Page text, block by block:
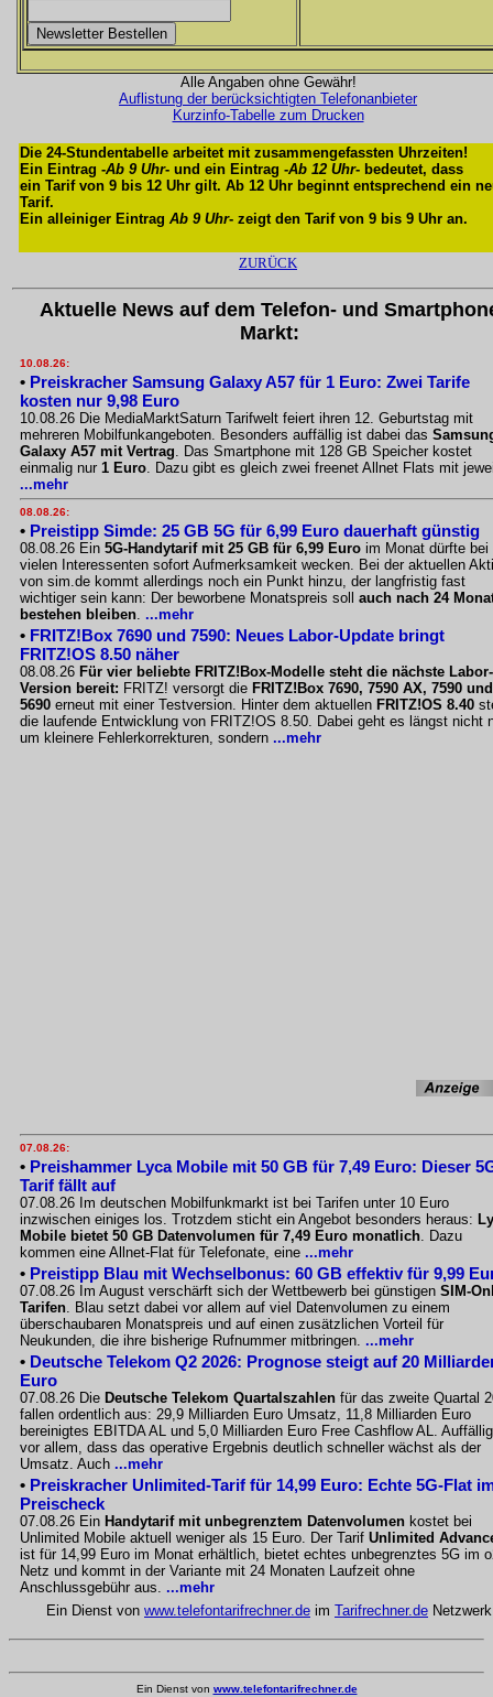
Alle Angaben ohne Gewähr!
Auflistung der berücksichtigten Telefonanbieter
Kurzinfo-Tabelle zum Drucken
Die 24-Stundentabelle arbeitet mit zusammengefassten Uhrzeiten!
Ein Eintrag -Ab 9 Uhr- und ein Eintrag -Ab 12 Uhr- bedeutet, dass
ein Tarif von 9 bis 12 Uhr gilt. Ab 12 Uhr beginnt entsprechend ein
Tarif.
Ein alleiniger Eintrag Ab 9 Uhr- zeigt den Tarif von 9 bis 9 Uhr an.
ZURÜCK
Aktuelle News auf dem Telefon- und
Markt:
10.08.26:
• Preiskracher Samsung Galaxy A57 für 1 Euro: Zwei Tarife
kosten nur 9,98 Euro
10.08.26 Die MediaMarktSaturn Tarifwelt feiert ihren 12. Geburtstag mit
mehreren Mobilfunkangeboten. Besonders auffällig ist dabei das
Galaxy A57 mit Vertrag. Das Smartphone mit 128 GB Speicher kostet
einmalig nur 1 Euro. Dazu gibt es gleich zwei freenet Allnet Flats mit
...mehr
08.08.26:
• Preistipp Simde: 25 GB 5G für 6,99 Euro dauerhaft günstig
08.08.26 Ein 5G-Handytarif mit 25 GB für 6,99 Euro im Monat dürfte bei
vielen Interessenten sofort Aufmerksamkeit wecken. Bei der aktuellen
von sim.de kommt allerdings noch ein Punkt hinzu, der langfristig fast
wichtiger sein kann: Der beworbene Monatspreis soll auch nach 24
bestehen bleiben. ...mehr
• FRITZ!Box 7690 und 7590: Neues Labor-Update bringt
FRITZ!OS 8.50 näher
08.08.26 Für vier beliebte FRITZ!Box-Modelle steht die nächste Labor-
Version bereit: FRITZ! versorgt die FRITZ!Box 7690, 7590 AX, 7590 und
5690 erneut mit einer Testversion. Hinter dem aktuellen FRITZ!OS 8.40
die laufende Entwicklung von FRITZ!OS 8.50. Dabei geht es längst nicht
um kleinere Fehlerkorrekturen, sondern ...mehr
07.08.26:
• Preishammer Lyca Mobile mit 50 GB für 7,49 Euro: Dieser
Tarif fällt auf
07.08.26 Im deutschen Mobilfunkmarkt ist bei Tarifen unter 10 Euro
inzwischen einiges los. Trotzdem sticht ein Angebot besonders heraus:
Mobile bietet 50 GB Datenvolumen für 7,49 Euro monatlich. Dazu
kommen eine Allnet-Flat für Telefonate, eine ...mehr
• Preistipp Blau mit Wechselbonus: 60 GB effektiv für 9,99
07.08.26 Im August verschärft sich der Wettbewerb bei günstigen SIM-
Tarifen. Blau setzt dabei vor allem auf viel Datenvolumen zu einem
überschaubaren Monatspreis und auf einen zusätzlichen Vorteil für
Neukunden, die ihre bisherige Rufnummer mitbringen. ...mehr
• Deutsche Telekom Q2 2026: Prognose steigt auf 20
Euro
07.08.26 Die Deutsche Telekom Quartalszahlen für das zweite Quartal
fallen ordentlich aus: 29,9 Milliarden Euro Umsatz, 11,8 Milliarden Euro
bereinigtes EBITDA AL und 5,0 Milliarden Euro Free Cashflow AL.
vor allem, dass das operative Ergebnis deutlich schneller wächst als der
Umsatz. Auch ...mehr
• Preiskracher Unlimited-Tarif für 14,99 Euro: Echte 5G-Flat
Preischeck
07.08.26 Ein Handytarif mit unbegrenztem Datenvolumen kostet bei
Unlimited Mobile aktuell weniger als 15 Euro. Der Tarif Unlimited
ist für 14,99 Euro im Monat erhältlich, bietet echtes unbegrenztes 5G im
Netz und kommt in der Variante mit 24 Monaten Laufzeit ohne
Anschlussgebühr aus. ...mehr
Ein Dienst von www.telefontarifrechner.de im Tarifrechner.de Netzwerk
Ein Dienst von www.telefontarifrechner.de